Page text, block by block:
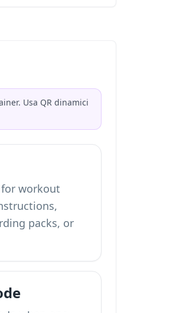
Usa QR dinamici
for workout
packs, or